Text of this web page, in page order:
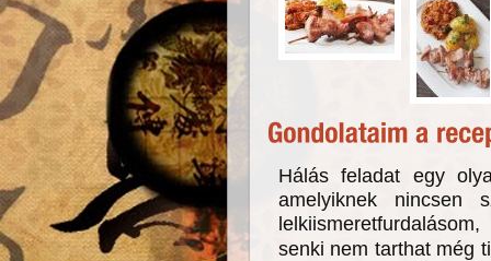
Hálás feladat egy
amelyiknek nincsen
senki nem tarthat még